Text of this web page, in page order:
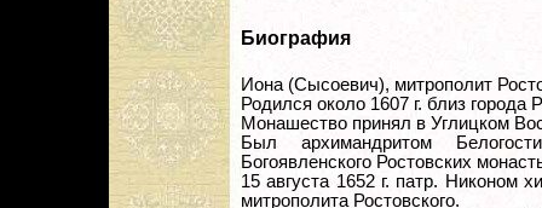
Биография
Иона (Сысоевич), митрополит
Родился около 1607 г. близ города
Монашество принял в Углицком
Был архимандритом
Богоявленского Ростовских
15 августа 1652 г. патр. Никоном
митрополита Ростовского.